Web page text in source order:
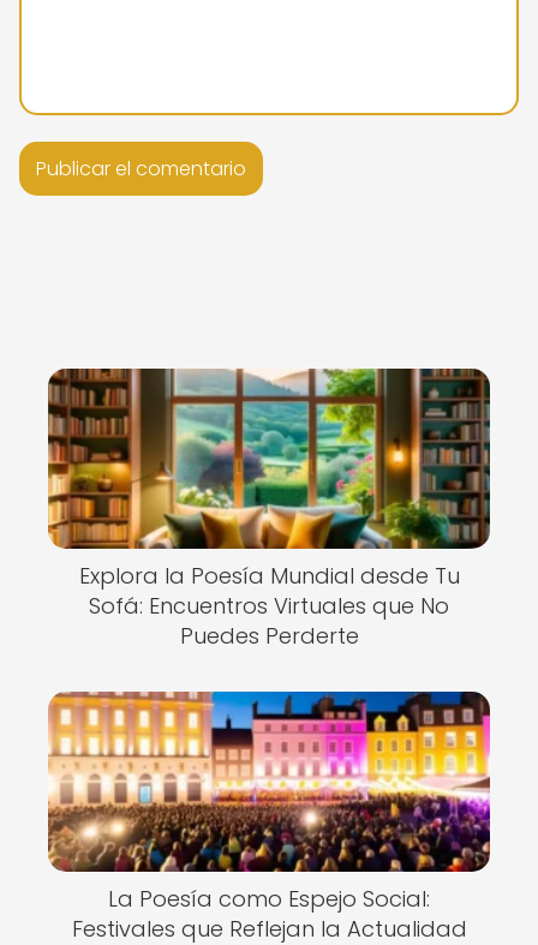
Explora la Poesía Mundial desde Tu
Sofá: Encuentros Virtuales que No
Puedes Perderte
La Poesía como Espejo Social:
Festivales que Reflejan la Actualidad